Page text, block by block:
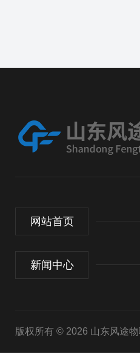
网站首页
新闻中心
版权所有 © 2026 山东风途